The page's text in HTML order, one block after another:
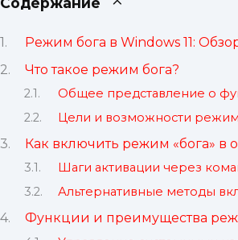
Режим бога в Windows 11:
Что такое режим бога?
Общее представление о
Цели и возможности
Как включить режим «бога» в
Шаги активации через
Альтернативные методы
Функции и преимущества